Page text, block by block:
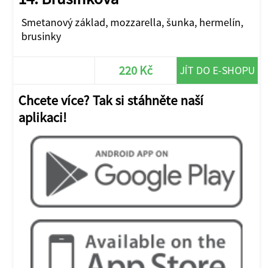
Smetanový základ, mozzarella, šunka, hermelín,
brusinky
220 Kč JÍT DO E-SHOPU
Chcete více? Tak si stáhněte naší
aplikaci!